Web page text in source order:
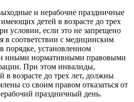
и нерабочие праздничные
детей в возрасте до трех
условии, если это не запрещено
в соответствии с медицинским
установленном
иными нормативными правовыми
При этом инвалиды,
возрасте до трех лет, должны
со своим правом отказаться от
праздничный день.